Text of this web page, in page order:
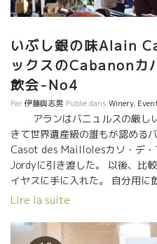
いぶし銀の味Alain
ックスのCabanon
飲会-No4
Par伊藤與志男 Publié dans Winery,
アランはバニュルスの厳し
きて世界遺産級の誰もが認める
Casot des Maillolesカソ・デ・
Jordyに引き渡した。 以後、比
イヤスに手に入れた。 自分用に
ワインをチョットだけ日本にも
シストの岩盤ジュースのような
Lire la suite